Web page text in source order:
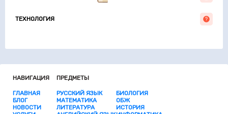
ТЕХНОЛОГИЯ
НАВИГАЦИЯ
ГЛАВНАЯ
БЛОГ
НОВОСТИ
ПРЕДМЕТЫ
РУССКИЙ ЯЗЫК
МАТЕМАТИКА
ЛИТЕРАТУРА
БИОЛОГИЯ
ОБЖ
ИСТОРИЯ